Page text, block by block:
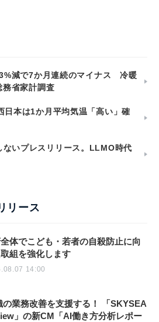
減で7か月連続のマイナス 冷暖
省家計調査
本は1か月平均気温「高い」確
ないプレスリリース。LLMO時代
リース
体でこども・若者の自殺防止に向
組を強化します
14:00
の業務改善を支援する！ 「SKYSEA
」の新CM「AI働き方分析レポー